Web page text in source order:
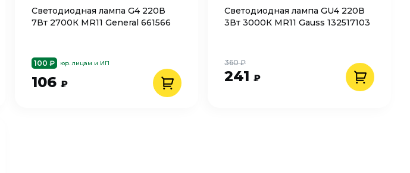
Светодиодная лампа G4 220В
7Вт 2700К MR11 General 661566
100 ₽ юр. лицам и ИП
106 ₽
Светодиодная лампа GU4 220В
3Вт 3000К MR11 Gauss 132517103
241 ₽
360 ₽